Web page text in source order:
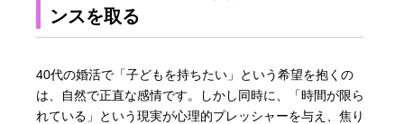
ンスを取る
40代の婚活で「子どもを持ちたい」という希望を抱くの
は、自然で正直な感情です。しかし同時に、「時間が限ら
れている」という現実が心理的プレッシャーを与え、焦り